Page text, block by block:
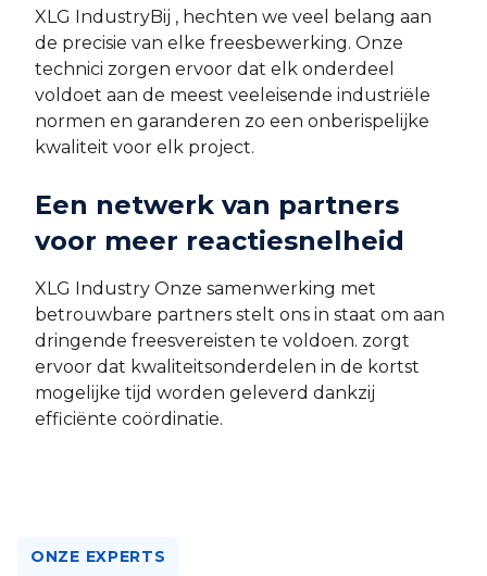
XLG IndustryBij , hechten we veel belang aan
de precisie van elke freesbewerking. Onze
technici zorgen ervoor dat elk onderdeel
voldoet aan de meest veeleisende industriële
normen en garanderen zo een onberispelijke
kwaliteit voor elk project.
Een netwerk van partners
voor meer reactiesnelheid
XLG Industry Onze samenwerking met
betrouwbare partners stelt ons in staat om aan
dringende freesvereisten te voldoen. zorgt
ervoor dat kwaliteitsonderdelen in de kortst
mogelijke tijd worden geleverd dankzij
efficiënte coördinatie.
ONZE EXPERTS